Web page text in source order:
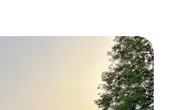
appréciés